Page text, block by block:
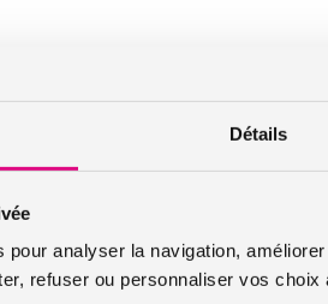
Détails
analyser la navigation,
refuser ou personnaliser vos choix